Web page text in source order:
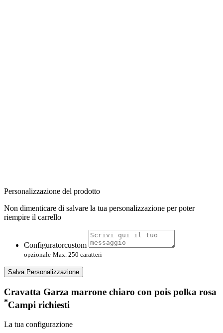
Personalizzazione del prodotto
Non dimenticare di salvare la tua personalizzazione per poter
riempire il carrello
Configuratorcustom
opzionale Max. 250 caratteri
Salva Personalizzazione
Cravatta Garza marrone chiaro con pois polka rosa
*Campi richiesti
La tua configurazione